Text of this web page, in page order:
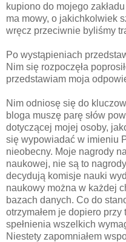
kupiono do mojego
ma mowy, o jakichkolwiek
wręcz przeciwnie byliśmy
Po wystąpieniach
Nim się rozpoczęła
przedstawiam moja
Nim odniosę się do
bloga muszę parę słów
dotyczącej mojej osoby,
się wypowiadać w imieniu
nieobecny. Moje nagrody
naukowej, nie są to
decydują komisje nauki
naukowy można w każdej
bazach danych. Co do
otrzymałem je dopiero
spełnienia wszelkich
Niestety zapomniałem